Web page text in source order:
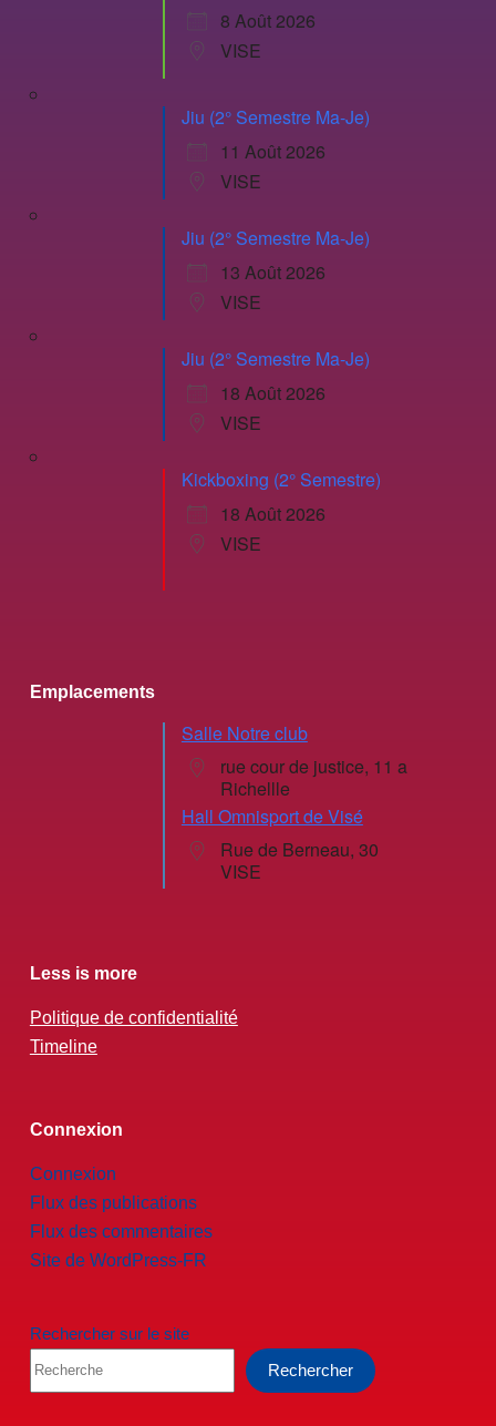
8 Août 2026
VISE
Jiu (2° Semestre Ma-Je)
11 Août 2026
VISE
Jiu (2° Semestre Ma-Je)
13 Août 2026
VISE
Jiu (2° Semestre Ma-Je)
18 Août 2026
VISE
Kickboxing (2° Semestre)
18 Août 2026
VISE
Emplacements
Salle Notre club
rue cour de justice, 11 a
Richellle
Hall Omnisport de Visé
Rue de Berneau, 30
VISE
Less is more
Politique de confidentialité
Timeline
Connexion
Connexion
Flux des publications
Flux des commentaires
Site de WordPress-FR
Rechercher sur le site
Rechercher